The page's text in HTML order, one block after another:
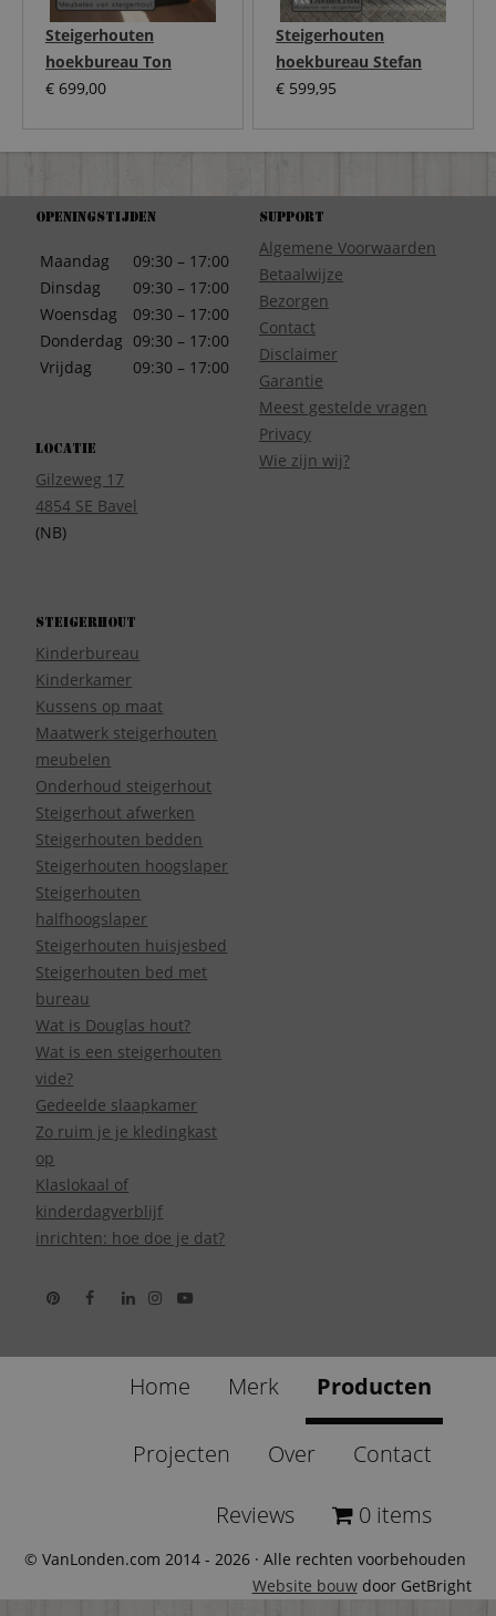
Steigerhouten
hoekbureau Stefan
€ 599,95
Steigerhouten
hoekbureau Ton
€ 699,00
Openingstijden
Maandag
Dinsdag
Woensdag
Donderdag
Vrijdag
09:30 – 17:00
09:30 – 17:00
09:30 – 17:00
09:30 – 17:00
09:30 – 17:00
Locatie
Gilzeweg 17
4854 SE Bavel
(NB)
Support
Algemene Voorwaarden
Betaalwijze
Bezorgen
Contact
Disclaimer
Garantie
Meest gestelde vragen
Privacy
Wie zijn wij?
Steigerhout
Kinderbureau
Kinderkamer
Kussens op maat
Maatwerk steigerhouten
meubelen
Onderhoud steigerhout
Steigerhout afwerken
Steigerhouten bedden
Steigerhouten hoogslaper
Steigerhouten
halfhoogslaper
Steigerhouten huisjesbed
Steigerhouten bed met
bureau
Wat is Douglas hout?
Wat is een steigerhouten
vide?
Gedeelde slaapkamer
Zo ruim je je kledingkast
op
Klaslokaal of
kinderdagverblijf
inrichten: hoe doe je dat?
Home Merk Producten
Projecten Over Contact
Reviews 0 items
© VanLonden.com 2014 - 2026 · Alle rechten voorbehouden
Website bouwdoor GetBright